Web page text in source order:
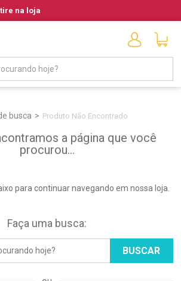
na loja
busca Produto Não Encontrado
a página que você
procurou...
para continuar navegando em nossa loja.
Faça uma busca:
BUSCAR